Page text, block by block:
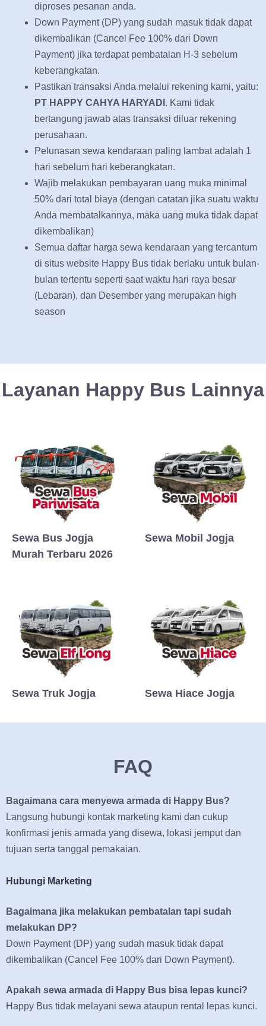
diproses pesanan anda.
Down Payment (DP) yang sudah masuk tidak dapat
dikembalikan (Cancel Fee 100% dari Down
Payment) jika terdapat pembatalan H-3 sebelum
keberangkatan.
Pastikan transaksi Anda melalui rekening kami, yaitu:
PT HAPPY CAHYA HARYADI . Kami tidak
bertangung jawab atas transaksi diluar rekening
perusahaan.
Pelunasan sewa kendaraan paling lambat adalah 1
hari sebelum hari keberangkatan.
Wajib melakukan pembayaran uang muka minimal
50% dari total biaya (dengan catatan jika suatu waktu
Anda membatalkannya, maka uang muka tidak dapat
dikembalikan)
Semua daftar harga sewa kendaraan yang tercantum
di situs website Happy Bus tidak berlaku untuk bulan-
bulan tertentu seperti saat waktu hari raya besar
(Lebaran), dan Desember yang merupakan high
season
Layanan Happy Bus Lainnya
Sewa Bus Jogja
Murah Terbaru 2026
Sewa Mobil Jogja
Sewa Truk Jogja Sewa Hiace Jogja
FAQ
Bagaimana cara menyewa armada di Happy Bus?
Langsung hubungi kontak marketing kami dan cukup
konfirmasi jenis armada yang disewa, lokasi jemput dan
tujuan serta tanggal pemakaian.
Hubungi Marketing
Bagaimana jika melakukan pembatalan tapi sudah
melakukan DP?
Down Payment (DP) yang sudah masuk tidak dapat
dikembalikan (Cancel Fee 100% dari Down Payment).
Apakah sewa armada di Happy Bus bisa lepas kunci?
Happy Bus tidak melayani sewa ataupun rental lepas kunci.